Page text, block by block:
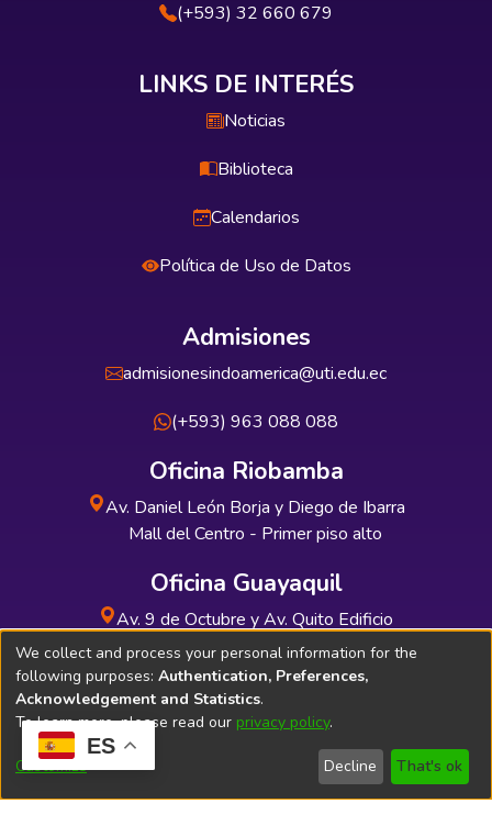
ES
(+593) 32 660 679
LINKS DE INTERÉS
Noticias
Biblioteca
Calendarios
Política de Uso de Datos
Admisiones
admisionesindoamerica@uti.edu.ec
(+593) 963 088 088
Oficina Riobamba
Av. Daniel León Borja y Diego de Ibarra
Mall del Centro - Primer piso alto
Oficina Guayaquil
Av. 9 de Octubre y Av. Quito Edificio
INDUAUTO - Planta baja
Soporte Técnico Bibliolatino.com
We collect and process your personal information for the
following purposes: Authentication, Preferences,
Acknowledgement and Statistics.
To learn more, please read our privacy policy.
Customize Decline That's ok